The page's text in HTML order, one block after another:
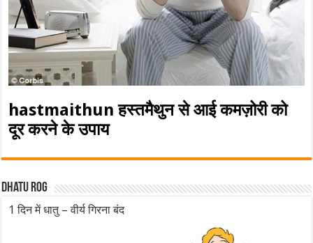
hastmaithun हस्तमैथुन से आई कमज़ोरी को
दूर करने के उपाय
Dhatu rog
1 दिन में धातु – वीर्य गिरना बंद